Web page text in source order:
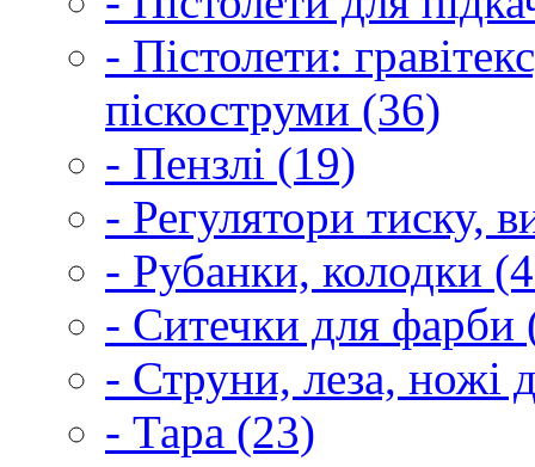
- Пістолети:
піскоструми (36)
- Пензлі (19)
- Регулятори тиску,
- Рубанки, колодки
- Ситечки для фарби
- Струни, леза, ножі
- Тара (23)